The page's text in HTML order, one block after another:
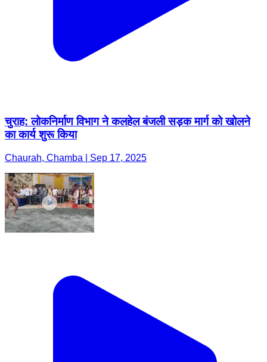
चुराह: लोकनिर्माण विभाग ने कलहेल बंजली सड़क मार्ग को खोलने
का कार्य शुरू किया
Chaurah, Chamba | Sep 17, 2025